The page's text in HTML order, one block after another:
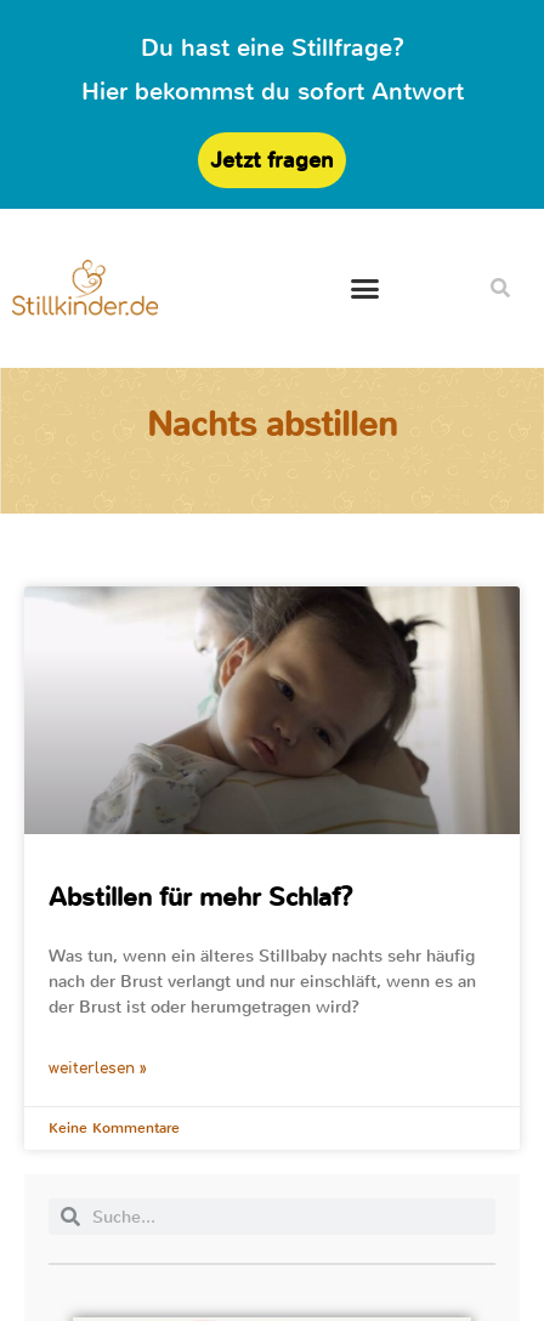
Du hast eine Stillfrage?
Hier bekommst du sofort Antwort
Jetzt fragen
Nachts abstillen
Abstillen für mehr Schlaf?
Was tun, wenn ein älteres Stillbaby nachts sehr häufig
nach der Brust verlangt und nur einschläft, wenn es an
der Brust ist oder herumgetragen wird?
weiterlesen »
Keine Kommentare